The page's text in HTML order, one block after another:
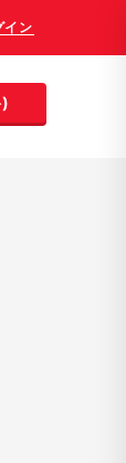
イン